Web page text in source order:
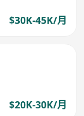
$30K-45K/月
$20K-30K/月